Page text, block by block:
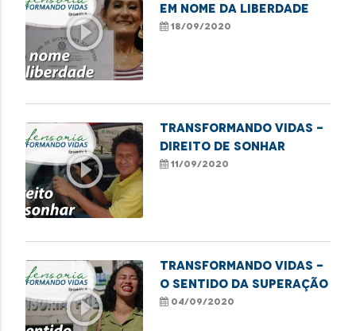
play_circle_outline
EM NOME DA LIBERDADE
18/09/2020
play_circle_outline
Transformando Vidas -
Direito de sonhar
11/09/2020
play_circle_outline
Transformando Vidas -
O sentido da superação
04/09/2020